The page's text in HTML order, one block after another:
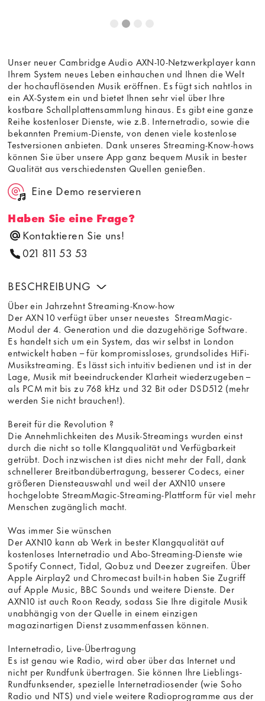
Unser neuer Cambridge Audio AXN-10-Netzwerkplayer kann
Ihrem System neues Leben einhauchen und Ihnen die Welt
der hochauflösenden Musik eröffnen. Es fügt sich nahtlos in
ein AX-System ein und bietet Ihnen sehr viel über Ihre
kostbare Schallplattensammlung hinaus. Es gibt eine ganze
Reihe kostenloser Dienste, wie z.B. Internetradio, sowie die
bekannten Premium-Dienste, von denen viele kostenlose
Testversionen anbieten. Dank unseres Streaming-Know-hows
können Sie über unsere App ganz bequem Musik in bester
Qualität aus verschiedensten Quellen genießen.
Eine Demo reservieren
Haben Sie eine Frage?
Kontaktieren Sie uns!
021 811 53 53
BESCHREIBUNG
Über ein Jahrzehnt Streaming-Know-how
Der AXN 10 verfügt über unser neuestes StreamMagic-
Modul der 4. Generation und die dazugehörige Software.
Es handelt sich um ein System, das wir selbst in London
entwickelt haben – für kompromissloses, grundsolides HiFi-
Musikstreaming. Es lässt sich intuitiv bedienen und ist in der
Lage, Musik mit beeindruckender Klarheit wiederzugeben –
als PCM mit bis zu 768 kHz und 32 Bit oder DSD512 (mehr
werden Sie nicht brauchen!).
Bereit für die Revolution ?
Die Annehmlichkeiten des Musik-Streamings wurden einst
durch die nicht so tolle Klangqualität und Verfügbarkeit
getrübt. Doch inzwischen ist dies nicht mehr der Fall, dank
schnellerer Breitbandübertragung, besserer Codecs, einer
größeren Diensteauswahl und weil der AXN10 unsere
hochgelobte StreamMagic-Streaming-Plattform für viel mehr
Menschen zugänglich macht.
Was immer Sie wünschen
Der AXN10 kann ab Werk in bester Klangqualität auf
kostenloses Internetradio und Abo-Streaming-Dienste wie
Spotify Connect, Tidal, Qobuz und Deezer zugreifen. Über
Apple Airplay2 und Chromecast built-in haben Sie Zugriff
auf Apple Music, BBC Sounds und weitere Dienste. Der
AXN10 ist auch Roon Ready, sodass Sie Ihre digitale Musik
unabhängig von der Quelle in einem einzigen
magazinartigen Dienst zusammenfassen können.
Internetradio, Live-Übertragung
Es ist genau wie Radio, wird aber über das Internet und
nicht per Rundfunk übertragen. Sie können Ihre Lieblings-
Rundfunksender, spezielle Internetradiosender (wie Soho
Radio und NTS) und viele weitere Radioprogramme aus der